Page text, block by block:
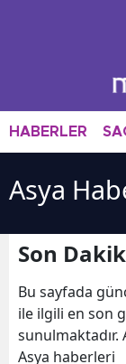
HABERLER
Asya
Son
Bu sayfada
ile ilgili en son
sunulmaktadır.
Asya haberleri